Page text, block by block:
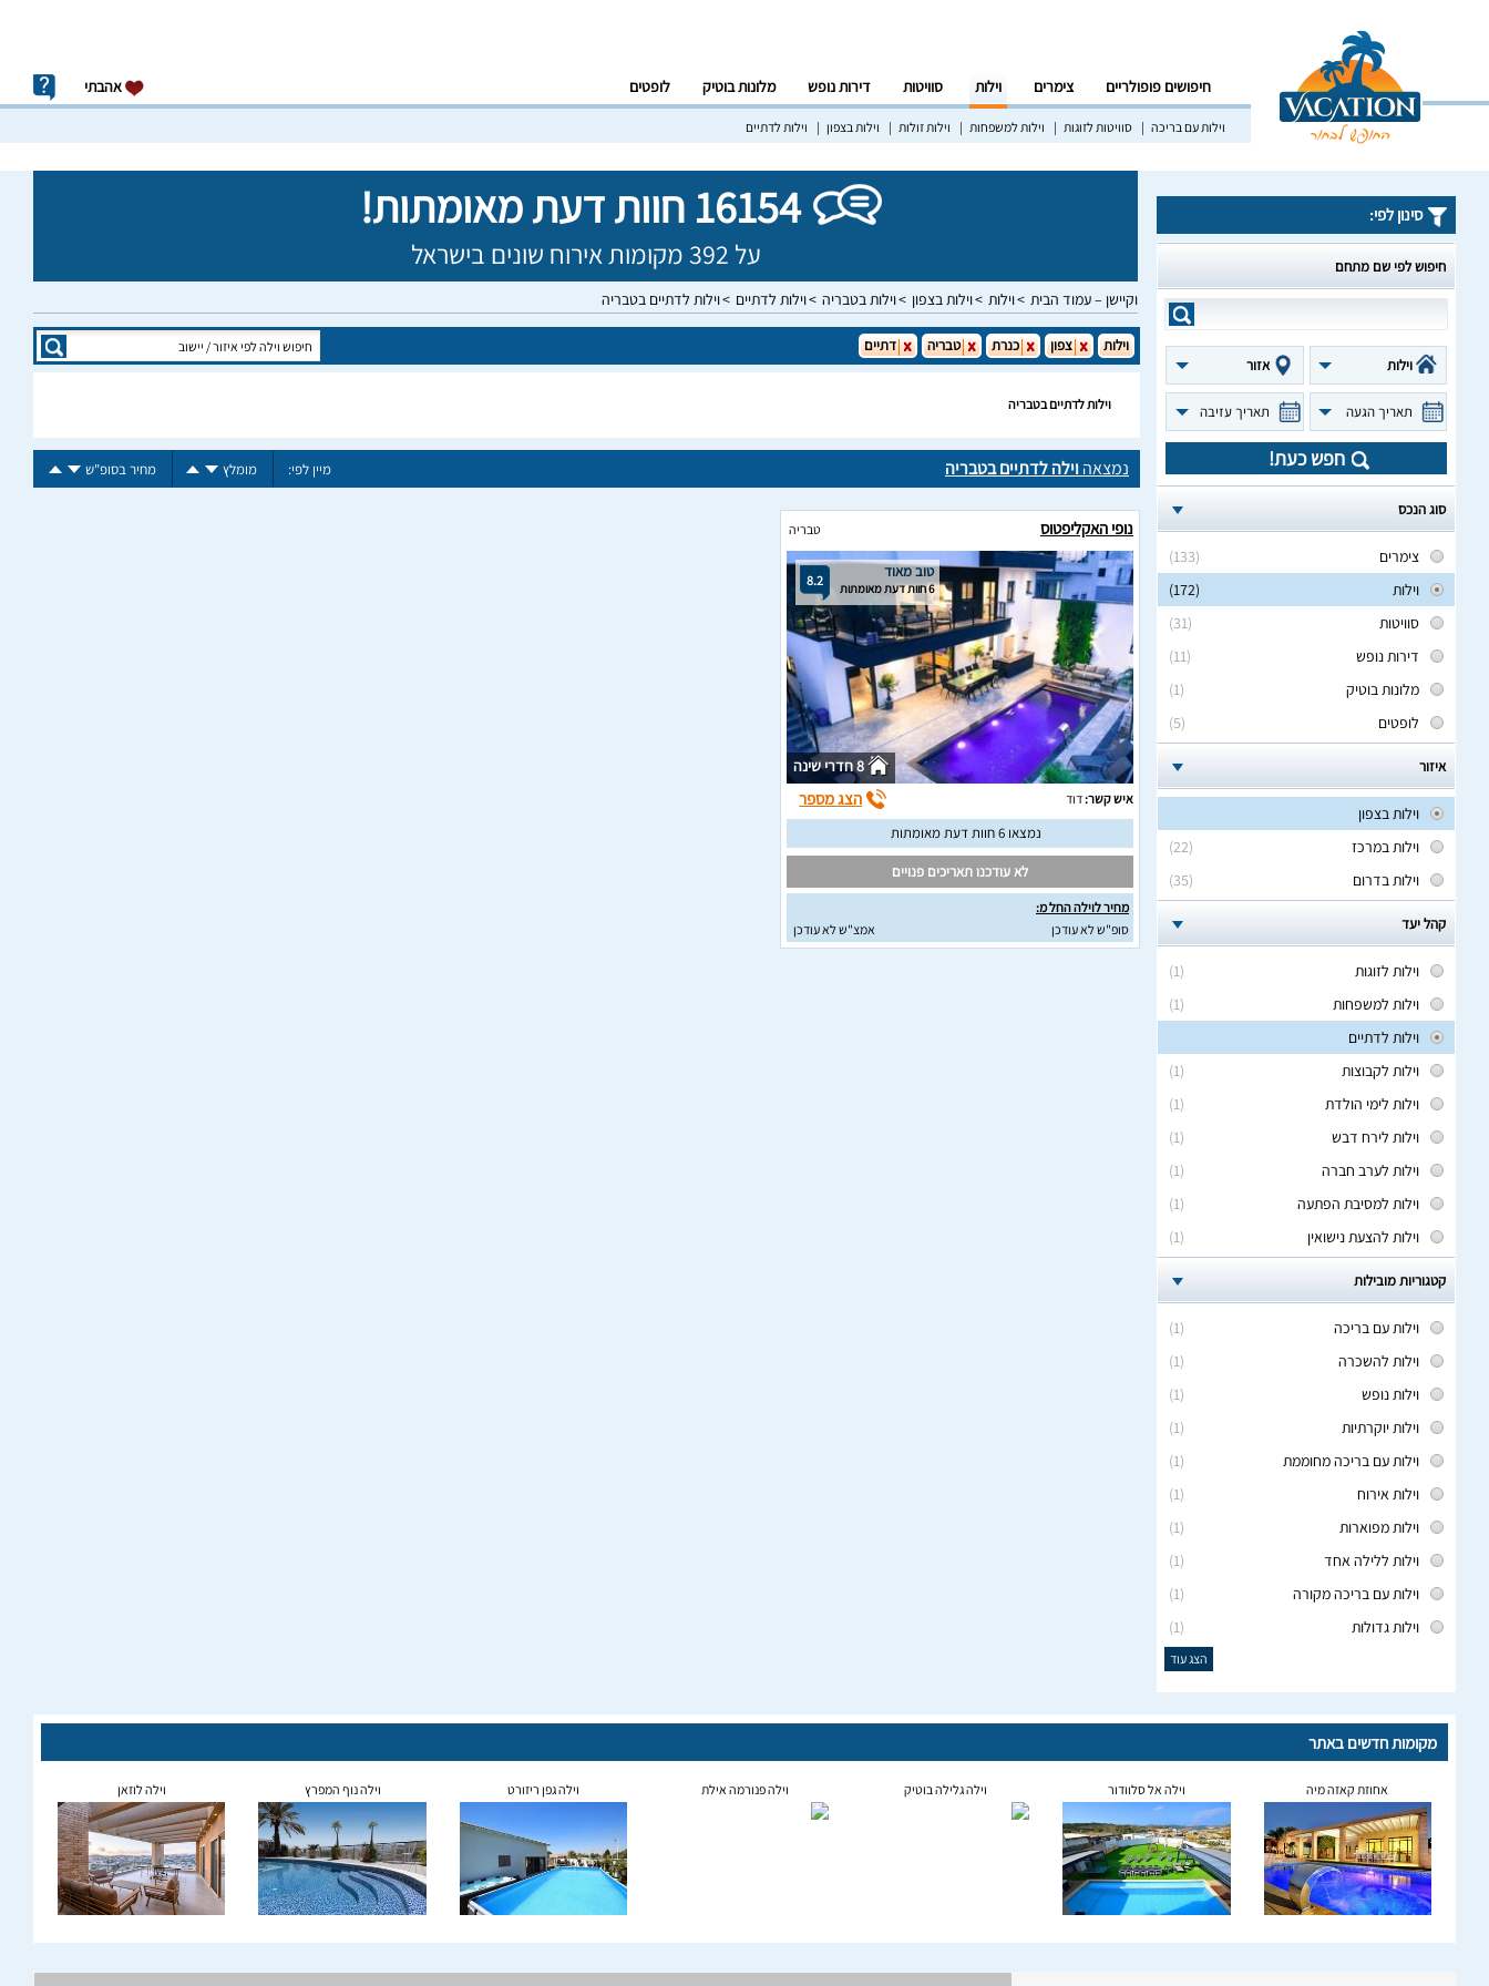
חיפושים פופולריים צימרים וילות סוויטות דירות נופש מלונות בוטיק לופטים אהבתי
וילות עם בריכה סוויטות לזוגות וילות למשפחות וילות זולות וילות בצפון וילות לדתיים
16154 חוות דעת מאומתות!
על 392 מקומות אירוח שונים בישראל
וקיישן – עמוד הבית וילות וילות בצפון וילות בטבריה וילות לדתיים וילות לדתיים בטבריה
סינון לפי:
חיפוש לפי שם מתחם
וילות אזור
תאריך הגעה תאריך עזיבה
חפש כעת!
סוג הנכס
(133)
צימרים
(172)
וילות
(31)
סוויטות
(11)
דירות נופש
(1)
מלונות בוטיק
(5)
לופטים
איזור
וילות בצפון
(22)
וילות במרכז
(35)
וילות בדרום
קהל יעד
(1)
וילות לזוגות
(1)
וילות למשפחות
וילות לדתיים
(1)
וילות לקבוצות
(1)
וילות לימי הולדת
(1)
וילות לירח דבש
(1)
וילות לערב חברה
(1)
וילות למסיבת הפתעה
(1)
וילות להצעת נישואין
קטגוריות מובילות
(1)
וילות עם בריכה
(1)
וילות להשכרה
(1)
וילות נופש
(1)
וילות יוקרתיות
(1)
וילות עם בריכה מחוממת
(1)
וילות אירוח
(1)
וילות מפוארות
(1)
וילות ללילה אחד
(1)
וילות עם בריכה מקורה
(1)
וילות גדולות
הצג עוד
וילות צפון כנרת טבריה דתיים
וילות לדתיים בטבריה
נמצאהוילה לדתיים בטבריה מיין לפי: מומלץ מחיר בסופ"ש
נופי האקליפטוס טבריה
8.2 טוב מאוד
6 חוות דעת מאומתות
8 חדרי שינה
איש קשר:דוד הצג מספר
נמצאו 6 חוות דעת מאומתות
לא עודכנו תאריכים פנויים
מחיר לוילה החל מ:
סופ"ש לא עודכן
אמצ"ש לא עודכן
מקומות חדשים באתר
אחוזת קאזה מיה וילה אל סלוודור וילה גלילה בוטיק וילה פנורמה אילת וילה גפן ריזורט וילה נוף המפרץ וילה לוזאן